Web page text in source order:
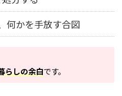
何かを手放す合図
らしの余白です。